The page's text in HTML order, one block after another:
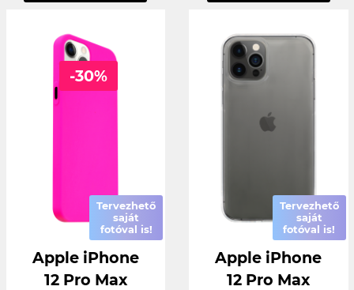
-30%
Tervezhető
saját
fotóval is!
Apple iPhone
12 Pro Max
Tervezhető
saját
fotóval is!
Apple iPhone
12 Pro Max